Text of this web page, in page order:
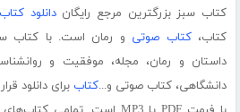
کتاب سبز بزرگترین مرجع رایگاندانلود کتاب
کتاب،کتاب صوتی و رمان است. با کتاب
داستان و رمان، مجله، موفقیت و
دانشگاهی، کتاب صوتی و...کتاب برای دانلود